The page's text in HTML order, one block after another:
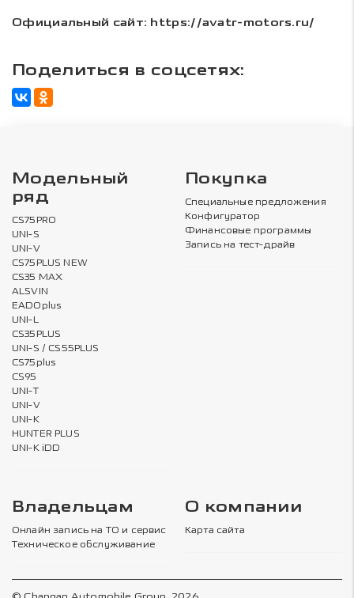
Официальный сайт: https://avatr-motors.ru/
Поделиться в соцсетях:
Модельный
ряд
CS75PRO
UNI-S
UNI-V
CS75PLUS NEW
CS35 MAX
ALSVIN
EADOplus
UNI-L
CS35PLUS
UNI-S / CS55PLUS
CS75plus
CS95
UNI-T
UNI-V
UNI-K
HUNTER PLUS
UNI-K iDD
Покупка
Специальные предложения
Конфигуратор
Финансовые программы
Запись на тест-драйв
Владельцам
Онлайн запись на ТО и сервис
Техническое обслуживание
О компании
Карта сайта